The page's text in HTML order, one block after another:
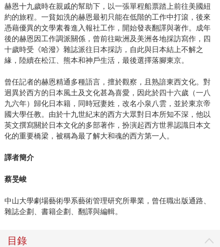
赫恩十九歲時在親戚的幫助下，以一張單程船票踏上前往美國紐
約的旅程。一貧如洗的赫恩最初只能在低階的工作中打滾，後來
憑藉優異的文學素養進入報社工作，開始發表翻譯與著作。成年
後的赫恩因工作調派關係，曾前往歐洲及美洲各地採訪寫作，四
十歲時受《哈潑》雜誌派往日本採訪，自此與日本結上不解之
緣，陸續在松江、熊本和神戶生活，最後選擇落腳東京。
曾任記者的赫恩精通多種語言，擅於觀察，且熟諳東西文化。對
迥異於西方的日本風土及文化甚為喜愛，因此於四十六歲（一八
九六年）歸化日本籍，同時冠妻姓，改名小泉八雲，並於東京帝
國大學任教。由於十九世紀末的西方大眾對日本所知不深，他以
英文撰寫關於日本文化的多部著作，扮演起西方世界認識日本文
化的重要橋梁，被稱為最了解大和魂的西方第一人。
譯者簡介
蔡旻峻
中山大學劇場藝術學系藝術管理研究所畢業，曾任職出版通路、
雜誌企劃、書籍企劃、翻譯與編輯。
目錄